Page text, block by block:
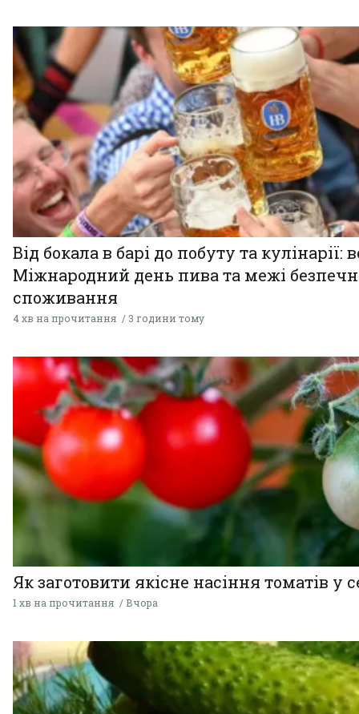
Від бокала в барі до побуту та кулінарії:
Міжнародний день пива та межі
споживання
4 хв на прочитання 3 години тому
Як заготовити якісне насіння томатів у
1 хв на прочитання Вчора